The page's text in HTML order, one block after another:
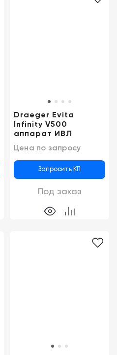
Draeger Evita
Infinity V500
аппарат ИВЛ
Цена по запросу
Запросить КП
Под заказ